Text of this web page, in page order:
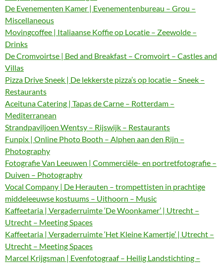
De Evenementen Kamer | Evenementenbureau – Grou –
Miscellaneous
Movingcoffee | Italiaanse Koffie op Locatie – Zeewolde –
Drinks
De Cromvoirtse | Bed and Breakfast – Cromvoirt – Castles and
Villas
Pizza Drive Sneek | De lekkerste pizza’s op locatie – Sneek –
Restaurants
Aceituna Catering | Tapas de Carne – Rotterdam –
Mediterranean
Strandpaviljoen Wentsy – Rijswijk – Restaurants
Funpix | Online Photo Booth – Alphen aan den Rijn –
Photography
Fotografie Van Leeuwen | Commerciële- en portretfotografie –
Duiven – Photography
Vocal Company | De Herauten – trompettisten in prachtige
middeleeuwse kostuums – Uithoorn – Music
Kaffeetaria | Vergaderruimte ‘De Woonkamer’ | Utrecht –
Utrecht – Meeting Spaces
Kaffeetaria | Vergaderruimte ‘Het Kleine Kamertje’ | Utrecht –
Utrecht – Meeting Spaces
Marcel Krijgsman | Evenfotograaf – Heilig Landstichting –